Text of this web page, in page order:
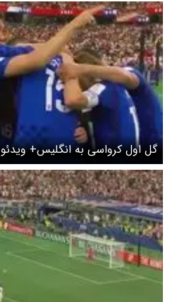
گل اول کرواسی به انگلیس+ ویدئو